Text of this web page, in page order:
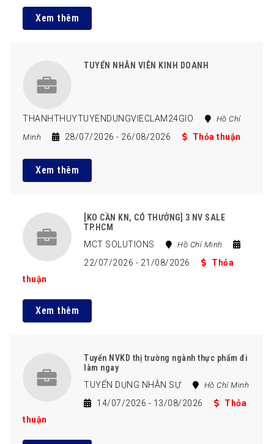
Xem thêm
TUYỂN NHÂN VIÊN KINH DOANH
THANHTHUYTUYENDUNGVIECLAM24GIO
Hồ Chí
Minh
28/07/2026- 26/08/2026 Thỏa thuận
Xem thêm
[KO CẦN KN, CÓ THƯỞNG] 3 NV SALE
TP.HCM
MCT SOLUTIONS
Hồ Chí Minh
22/07/2026 - 21/08/2026
Thỏa
thuận
Xem thêm
Tuyển NVKD thị trường ngành thực phẩm đi
làm ngay
TUYỂN DỤNG NHÂN SỰ
Hồ Chí Minh
14/07/2026 - 13/08/2026
Thỏa
thuận